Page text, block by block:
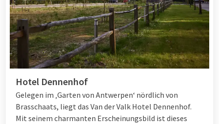
Hotel Dennenhof
Gelegen im ‚Garten von Antwerpen‘ nördlich von
Brasschaats, liegt das Van der Valk Hotel Dennenhof.
Mit seinem charmanten Erscheinungsbild ist dieses